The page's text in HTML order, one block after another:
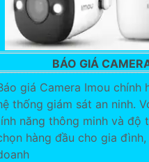
BÁO GIÁ
giá Camera Imou
thống giám sát an ninh.
năng thông minh và độ
hàng đầu cho gia